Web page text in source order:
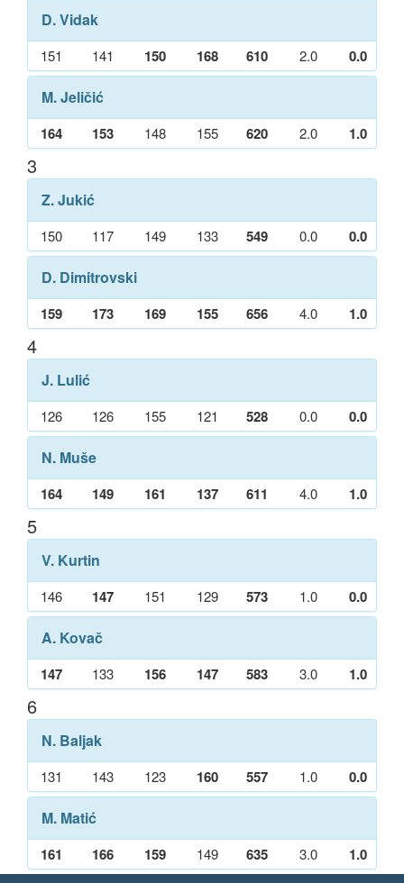
D. Vidak
151 141 150 168 610 2.0 0.0
M. Jeličić
164 153 148 155 620 2.0 1.0
3
Z. Jukić
150 117 149 133 549 0.0 0.0
D. Dimitrovski
159 173 169 155 656 4.0 1.0
4
J. Lulić
126 126 155 121 528 0.0 0.0
N. Muše
164 149 161 137 611 4.0 1.0
5
V. Kurtin
146 147 151 129 573 1.0 0.0
A. Kovač
147 133 156 147 583 3.0 1.0
6
N. Baljak
131 143 123 160 557 1.0 0.0
M. Matić
161 166 159 149 635 3.0 1.0